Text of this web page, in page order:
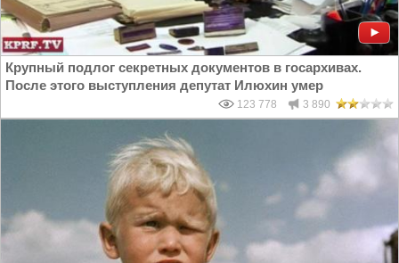
Крупный подлог секретных документов в госархивах.
После этого выступления депутат Илюхин умер
123 778 3 890